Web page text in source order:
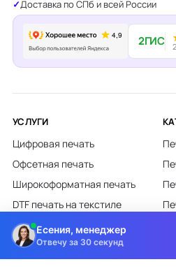
Доставка по СПб и всей России
2ГИС
УСЛУГИ
Цифровая печать
Офсетная печать
Широкоформатная печать
DTF печать на текстиле
Лазерная гравировка
Есения, менеджер
Отвечу за 30 секунд